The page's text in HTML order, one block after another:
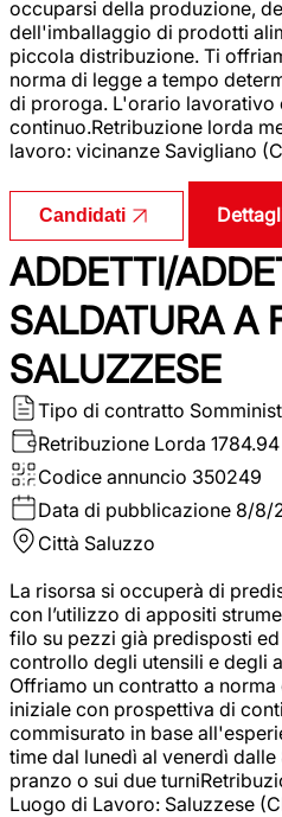
occuparsi della produzione,
dell'imballaggio di prodotti
piccola distribuzione. Ti
norma di legge a tempo
di proroga. L'orario lavorativo
continuo.Retribuzione lorda
lavoro: vicinanze Savigliano
Candidati
ADDETTI/
SALDATURA A
SALUZZESE
Tipo di contratto
Retribuzione Lorda
Codice annuncio 350249
Data di pubblicazione 8/8/
Città Saluzzo
La risorsa si occuperà di
con l’utilizzo di appositi
filo su pezzi già predisposti
controllo degli utensili e degli
Offriamo un contratto a
iniziale con prospettiva di
commisurato in base
time dal lunedì al venerdì dalle
pranzo o sui due
Luogo di Lavoro: Saluzzese